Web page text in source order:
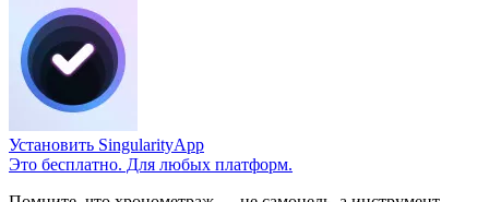
Установить SingularityApp
Это бесплатно. Для любых платформ.